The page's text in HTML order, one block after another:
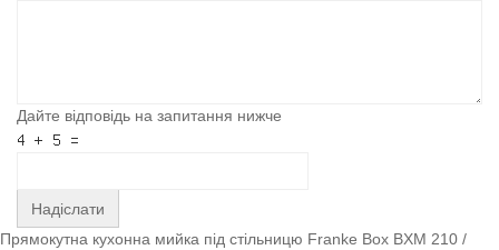
Дайте відповідь на запитання нижче
Надіслати
Прямокутна кухонна мийка під стільницю Franke Box BXM 210 /